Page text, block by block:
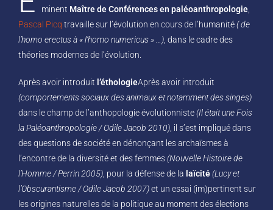
minent Maître de Conférences en paléoanthropologie
Pascal Picq travaille sur l’évolution en cours de l’humanité( de
l’homo erectus à « l’homo numericus » …) , dans le cadre des
théories modernes de l’évolution.
Après avoir introduit l’éthologieAprès avoir introduit
(comportements sociaux des animaux et notamment des singes)
dans le champ de l’anthopologie évolutionniste(Il était une Fois
la Paléoanthropologie / Odile Jacob 2010) , il s’est impliqué dans
des questions de société en dénonçant les archaïsmes à
l’encontre de la diversité et des femmes(Nouvelle Histoire de
l’Homme / Perrin 2005) , pour la défense de la laïcité(Lucy et
l’Obscurantisme / Odile Jacob 2007)et un essai (im)pertinent sur
les origines naturelles de la politique au moment des élections